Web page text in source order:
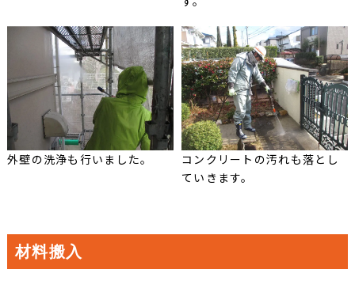
外壁の洗浄も行いました。
コンクリートの汚れも落とし
ていきます。
材料搬入